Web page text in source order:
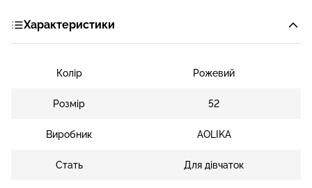
Характеристики
Колір Рожевий
Розмір 52
Виробник AOLIKA
Стать Для дівчаток